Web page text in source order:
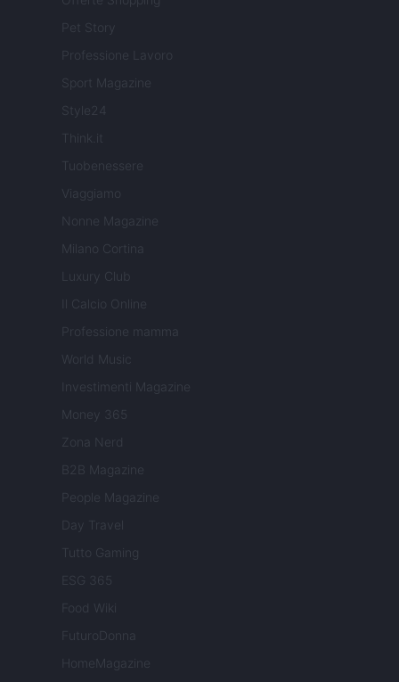
Pet Story
Professione Lavoro
Sport Magazine
Style24
Think.it
Tuobenessere
Viaggiamo
Nonne Magazine
Milano Cortina
Luxury Club
Il Calcio Online
Professione mamma
World Music
Investimenti Magazine
Money 365
Zona Nerd
B2B Magazine
People Magazine
Day Travel
Tutto Gaming
ESG 365
Food Wiki
FuturoDonna
HomeMagazine